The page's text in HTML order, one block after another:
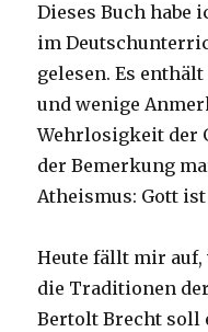
Dieses Buch habe
im
gelesen. Es
und wenige
Wehrlosigkeit der
der Bemerkung
Atheismus: Gott
Heute fällt mir
die Traditionen
Bertolt Brecht soll